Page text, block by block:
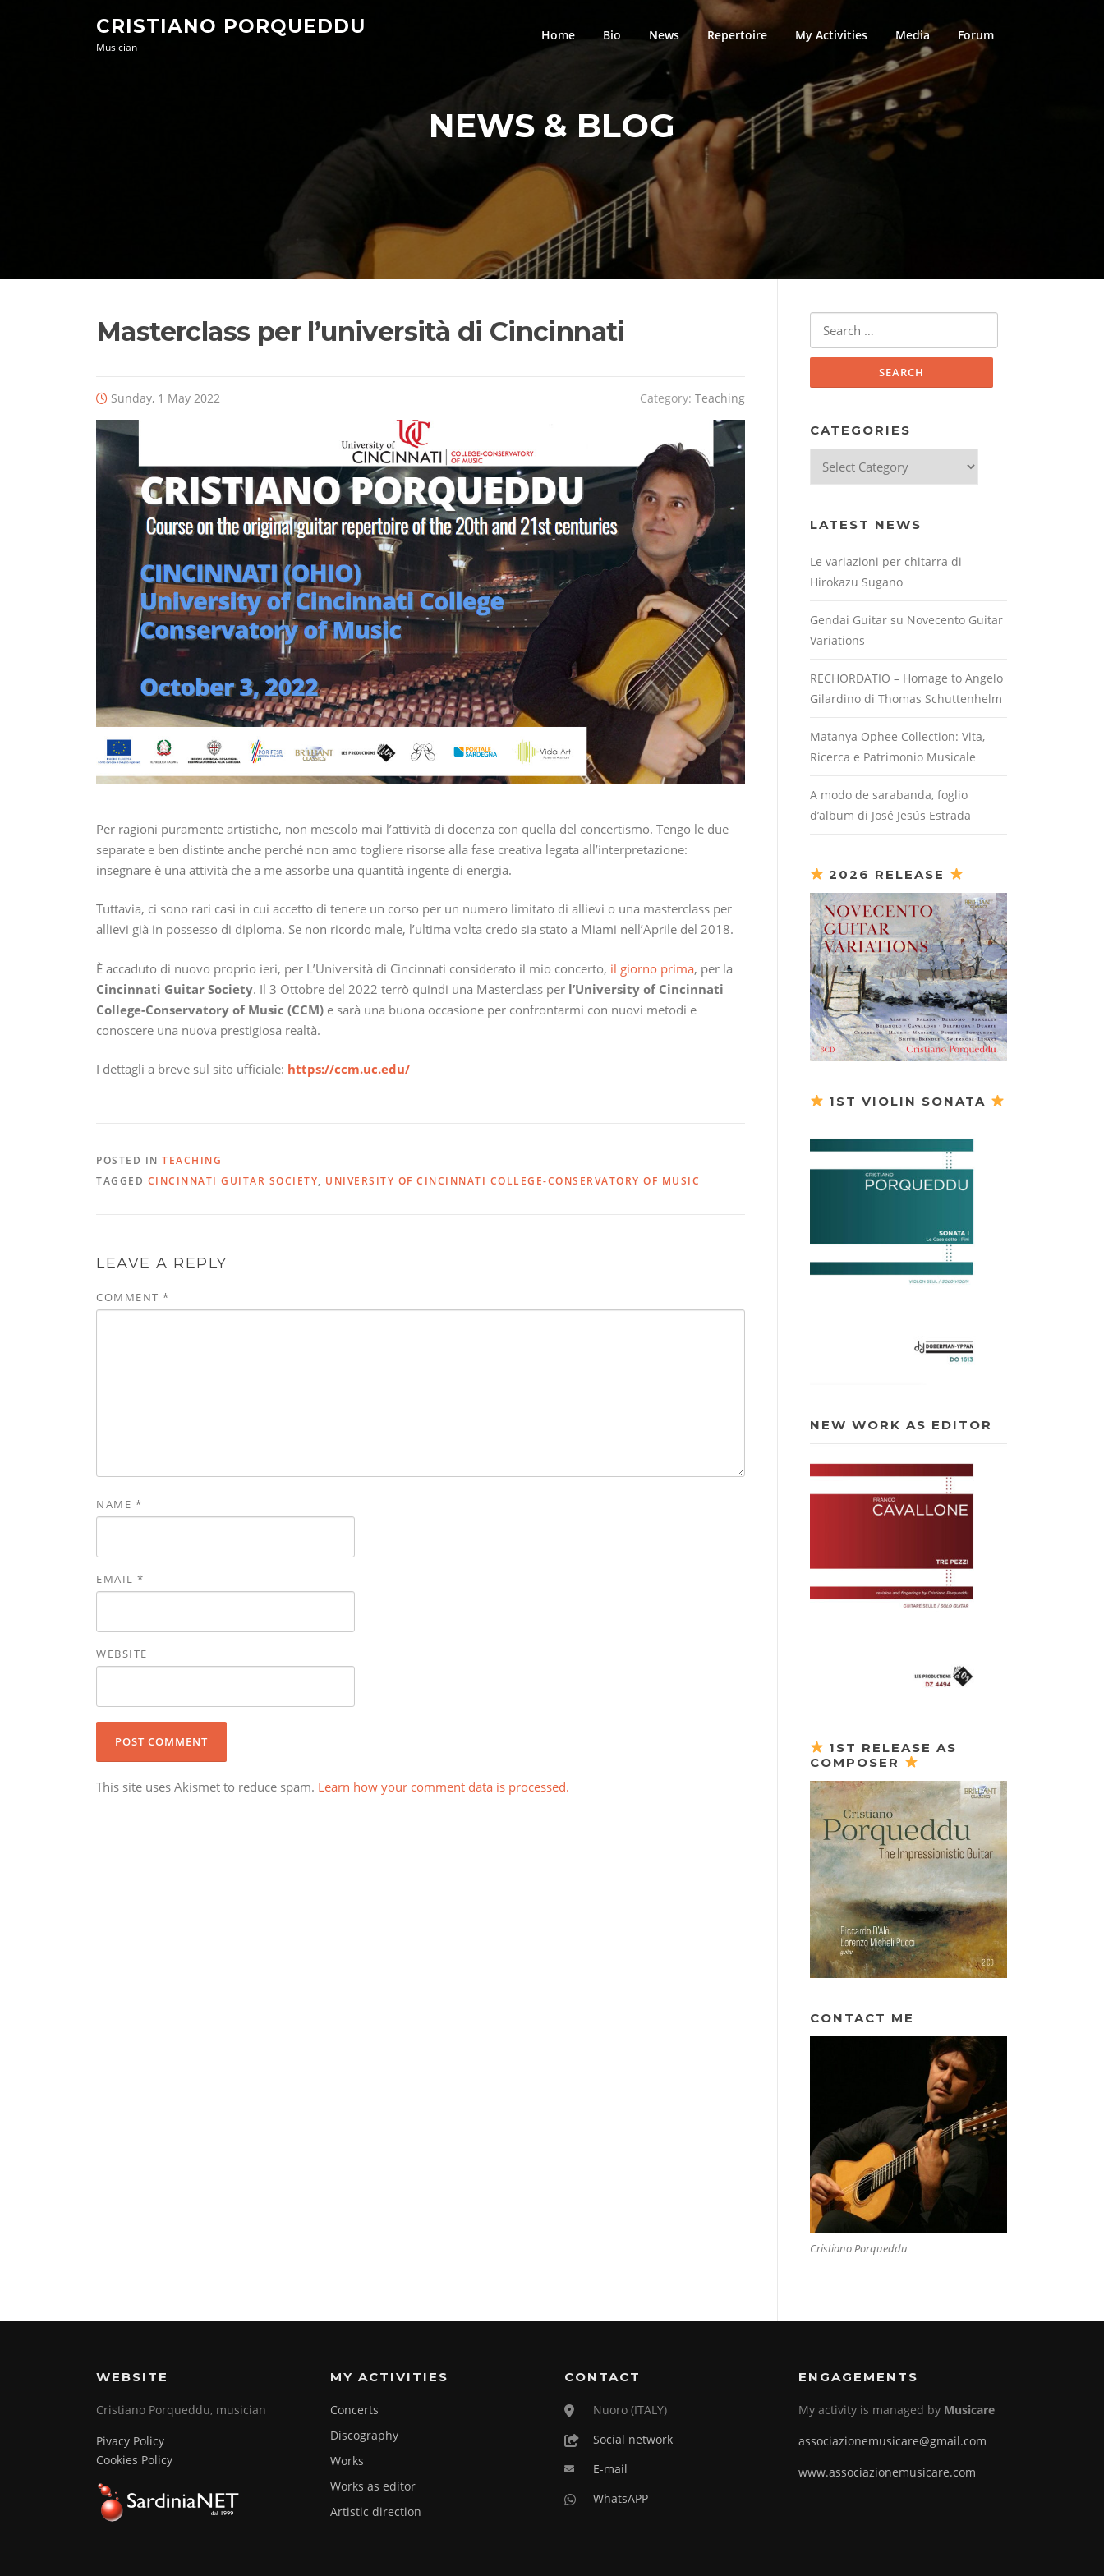
CRISTIANO PORQUEDDU
Musician
Home Bio News Repertoire My Activities Media Forum
NEWS & BLOG
Masterclass per l’università di Cincinnati
Sunday, 1 May 2022 Category: Teaching
Per ragioni puramente artistiche, non mescolo mai l’attività di docenza con quella del concertismo. Tengo le due
separate e ben distinte anche perché non amo togliere risorse alla fase creativa legata all’interpretazione:
insegnare è una attività che a me assorbe una quantità ingente di energia.
Tuttavia, ci sono rari casi in cui accetto di tenere un corso per un numero limitato di allievi o una masterclass per
allievi già in possesso di diploma. Se non ricordo male, l’ultima volta credo sia stato a Miami nell’Aprile del 2018.
È accaduto di nuovo proprio ieri, per L’Università di Cincinnati considerato il mio concerto, il giorno prima, per la
Cincinnati Guitar Society. Il 3 Ottobre del 2022 terrò quindi una Masterclass per l’University of Cincinnati
College-Conservatory of Music (CCM) e sarà una buona occasione per confrontarmi con nuovi metodi e
conoscere una nuova prestigiosa realtà.
I dettagli a breve sul sito ufficiale: https://ccm.uc.edu/
POSTED IN TEACHING
TAGGED CINCINNATI GUITAR SOCIETY, UNIVERSITY OF CINCINNATI COLLEGE-CONSERVATORY OF MUSIC
LEAVE A REPLY
COMMENT *
NAME *
EMAIL *
WEBSITE
This site uses Akismet to reduce spam. Learn how your comment data is processed.
CATEGORIES
LATEST NEWS
Le variazioni per chitarra di
Hirokazu Sugano
Gendai Guitar su Novecento Guitar
Variations
RECHORDATIO – Homage to Angelo
Gilardino di Thomas Schuttenhelm
Matanya Ophee Collection: Vita,
Ricerca e Patrimonio Musicale
A modo de sarabanda, foglio
d’album di José Jesús Estrada
2026 RELEASE
1ST VIOLIN SONATA
NEW WORK AS EDITOR
1ST RELEASE AS
COMPOSER
CONTACT ME
Cristiano Porqueddu
WEBSITE
Cristiano Porqueddu, musician
Pivacy Policy
Cookies Policy
MY ACTIVITIES
Concerts
Discography
Works
Works as editor
Artistic direction
CONTACT
Nuoro (ITALY)
Social network
E-mail
WhatsAPP
ENGAGEMENTS
My activity is managed by Musicare
associazionemusicare@gmail.com
www.associazionemusicare.com